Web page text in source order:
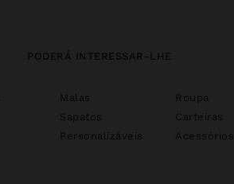
PODERÁ INTERESSAR-LHE
Malas
Roupa
Sapatos
Carteiras
Personalizáveis Acessórios